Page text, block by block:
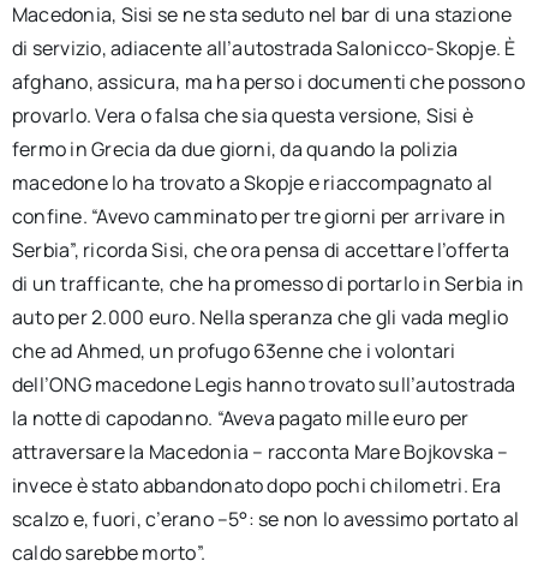
Macedonia, Sisi se ne sta seduto nel bar di una stazione
di servizio, adiacente all’autostrada Salonicco-Skopje. È
afghano, assicura, ma ha perso i documenti che possono
provarlo. Vera o falsa che sia questa versione, Sisi è
fermo in Grecia da due giorni, da quando la polizia
macedone lo ha trovato a Skopje e riaccompagnato al
confine. “Avevo camminato per tre giorni per arrivare in
Serbia”, ricorda Sisi, che ora pensa di accettare l’offerta
di un trafficante, che ha promesso di portarlo in Serbia in
auto per 2.000 euro. Nella speranza che gli vada meglio
che ad Ahmed, un profugo 63enne che i volontari
dell’ONG macedone Legis hanno trovato sull’autostrada
la notte di capodanno. “Aveva pagato mille euro per
attraversare la Macedonia – racconta Mare Bojkovska –
invece è stato abbandonato dopo pochi chilometri. Era
scalzo e, fuori, c’erano –5°: se non lo avessimo portato al
caldo sarebbe morto”.